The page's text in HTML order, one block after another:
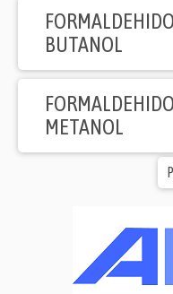
BUTANOL
METANOL